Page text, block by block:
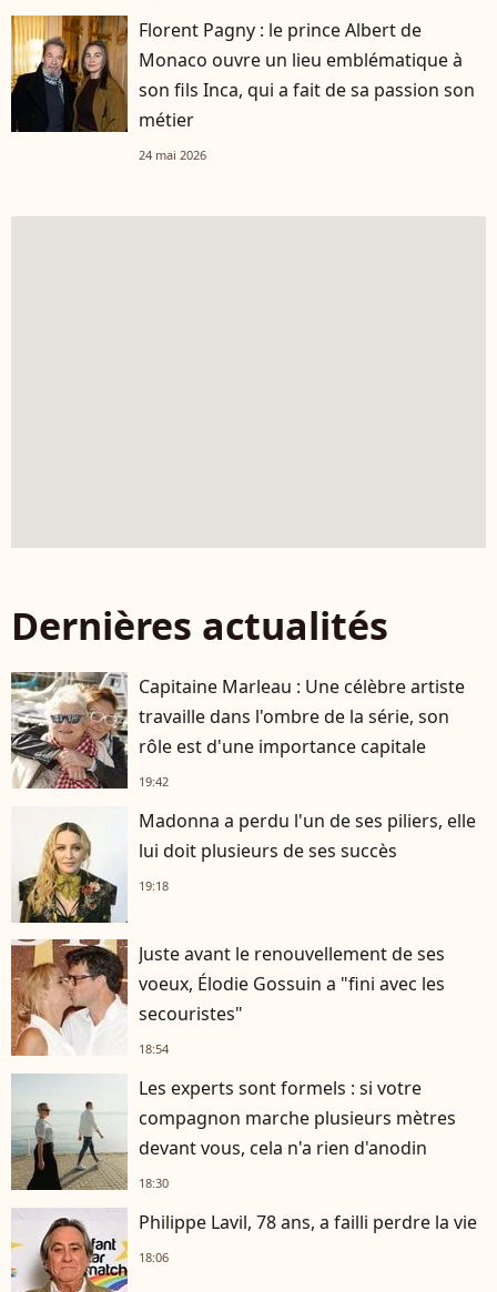
Florent Pagny : le prince Albert de
Monaco ouvre un lieu emblématique à
son fils Inca, qui a fait de sa passion son
métier
24 mai 2026
Dernières actualités
Capitaine Marleau : Une célèbre artiste
travaille dans l'ombre de la série, son
rôle est d'une importance capitale
19:42
Madonna a perdu l'un de ses piliers, elle
lui doit plusieurs de ses succès
19:18
Juste avant le renouvellement de ses
voeux, Élodie Gossuin a "fini avec les
secouristes"
18:54
Les experts sont formels : si votre
compagnon marche plusieurs mètres
devant vous, cela n'a rien d'anodin
18:30
Philippe Lavil, 78 ans, a failli perdre la vie
18:06